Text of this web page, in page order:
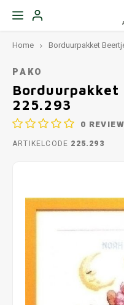
Home Borduurpakket
PAKO
225.293
0
ARTIKELCODE 225.293